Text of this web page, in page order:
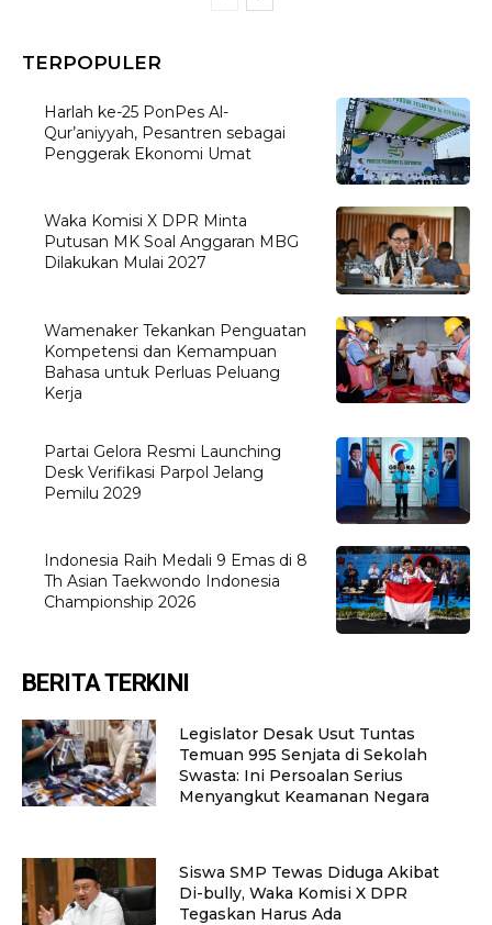
TERPOPULER
Harlah ke-25 PonPes Al-
Qur’aniyyah, Pesantren sebagai
Penggerak Ekonomi Umat
Waka Komisi X DPR Minta
Putusan MK Soal Anggaran MBG
Dilakukan Mulai 2027
Wamenaker Tekankan Penguatan
Kompetensi dan Kemampuan
Bahasa untuk Perluas Peluang
Kerja
Partai Gelora Resmi Launching
Desk Verifikasi Parpol Jelang
Pemilu 2029
Indonesia Raih Medali 9 Emas di 8
Th Asian Taekwondo Indonesia
Championship 2026
BERITA TERKINI
Legislator Desak Usut Tuntas
Temuan 995 Senjata di Sekolah
Swasta: Ini Persoalan Serius
Menyangkut Keamanan Negara
Siswa SMP Tewas Diduga Akibat
Di-bully, Waka Komisi X DPR
Tegaskan Harus Ada